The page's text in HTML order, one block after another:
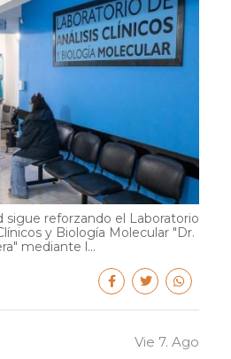
sigue reforzando el Laboratorio
y Biología Molecular "Dr.
mediante l...
Vie 7. Ago